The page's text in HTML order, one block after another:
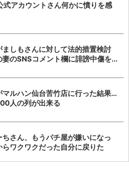
式アカウントさん何かに憤りを感
ましもさんに対して法的措置検討
妻のSNSコメント欄に誹謗中傷を...
マルハン仙台苦竹店に行った結果…
人の列が出来る
さん、もうパチ屋が嫌いになっ
ワクワクだった自分に戻りた